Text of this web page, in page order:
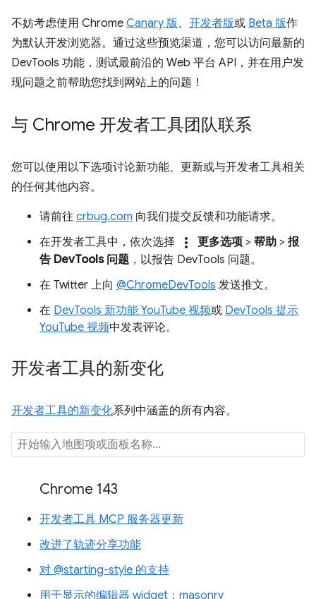
不妨考虑使用 Chrome Canary 版、 开发者版或 Beta 版作
为默认开发浏览器。通过这些预览渠道，您可以访问最新的
DevTools 功能，测试最前沿的 Web 平台 API，并在用户发
现问题之前帮助您找到网站上的问题！
与 Chrome 开发者工具团队联系
您可以使用以下选项讨论新功能、更新或与开发者工具相关
的任何其他内容。
请前往 crbug.com 向我们提交反馈和功能请求。
在开发者工具中，依次选择
more_vert 更多选项 > 帮助 > 报
告 DevTools 问题 ，以报告 DevTools 问题。
在 Twitter 上向 @ChromeDevTools 发送推文。
在 DevTools 新功能 YouTube 视频或 DevTools 提示
YouTube 视频中发表评论。
开发者工具的新变化
开发者工具的新变化系列中涵盖的所有内容。
Chrome 143
开发者工具 MCP 服务器更新
改进了轨迹分享功能
对 @starting-style 的支持
用于显示的编辑器 widget：masonry